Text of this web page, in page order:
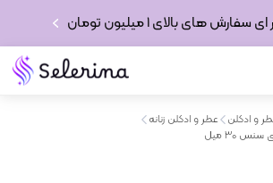
های بالای 1 میلیون تومان
و ادکلن
عطر و ادکلن زنانه
30 میل